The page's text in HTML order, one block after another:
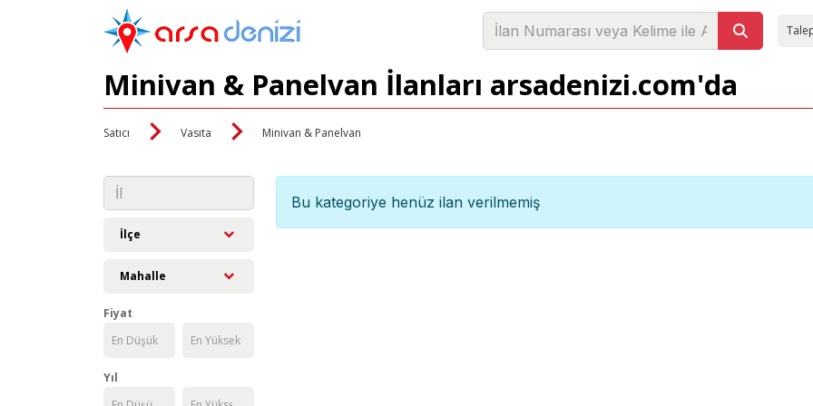
Minivan & Panelvan İlanları arsadenizi.com'da
Satıcı Vasıta Minivan & Panelvan
İlçe
Mahalle
Fiyat
Yıl
Bu kategoriye henüz ilan verilmemiş